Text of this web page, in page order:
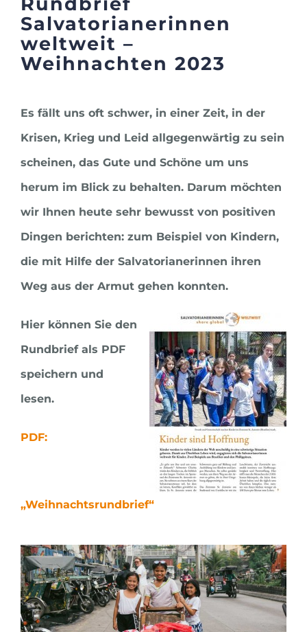
Salvatorianerinnen
weltweit –
Weihnachten 2023
Es fällt uns oft schwer, in einer Zeit, in der
Krisen, Krieg und Leid allgegenwärtig zu sein
scheinen, das Gute und Schöne um uns
herum im Blick zu behalten. Darum möchten
wir Ihnen heute sehr bewusst von positiven
Dingen berichten: zum Beispiel von Kindern,
die mit Hilfe der Salvatorianerinnen ihren
Weg aus der Armut gehen konnten.
Hier können Sie den
Rundbrief als PDF
speichern und
lesen.
PDF:
„Weihnachtsrundbrief“